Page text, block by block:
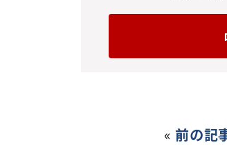
« 前の記